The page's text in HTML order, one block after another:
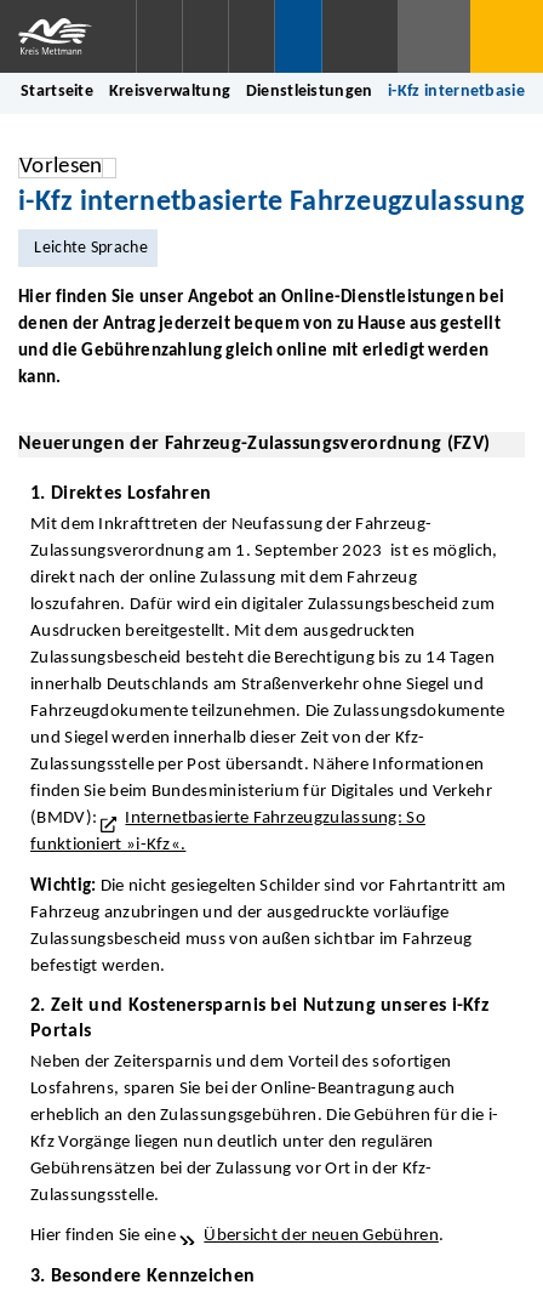
Startseite Kreisverwaltung Dienstleistungen i-Kfz
Vorlesen
i-Kfz internetbasierte Fahrzeugzulassung
Leichte Sprache
Hier finden Sie unser Angebot an Online-Dienstleistungen bei
denen der Antrag jederzeit bequem von zu Hause aus gestellt
und die Gebührenzahlung gleich online mit erledigt werden
kann.
Neuerungen der Fahrzeug-Zulassungsverordnung (FZV)
1. Direktes Losfahren
Mit dem Inkrafttreten der Neufassung der Fahrzeug-
Zulassungsverordnung am 1. September 2023 ist es möglich,
direkt nach der online Zulassung mit dem Fahrzeug
loszufahren. Dafür wird ein digitaler Zulassungsbescheid zum
Ausdrucken bereitgestellt. Mit dem ausgedruckten
Zulassungsbescheid besteht die Berechtigung bis zu 14 Tagen
innerhalb Deutschlands am Straßenverkehr ohne Siegel und
Fahrzeugdokumente teilzunehmen. Die Zulassungsdokumente
und Siegel werden innerhalb dieser Zeit von der Kfz-
Zulassungsstelle per Post übersandt. Nähere Informationen
finden Sie beim Bundesministerium für Digitales und Verkehr
(BMDV):
Internetbasierte Fahrzeugzulassung: So
funktioniert »i-Kfz«.
Wichtig: Die nicht gesiegelten Schilder sind vor Fahrtantritt am
Fahrzeug anzubringen und der ausgedruckte vorläufige
Zulassungsbescheid muss von außen sichtbar im Fahrzeug
befestigt werden.
2. Zeit und Kostenersparnis bei Nutzung unseres i-Kfz
Portals
Neben der Zeitersparnis und dem Vorteil des sofortigen
Losfahrens, sparen Sie bei der Online-Beantragung auch
erheblich an den Zulassungsgebühren. Die Gebühren für die i-
Kfz Vorgänge liegen nun deutlich unter den regulären
Gebührensätzen bei der Zulassung vor Ort in der Kfz-
Zulassungsstelle.
Hier finden Sie eine Übersicht der neuen Gebühren.
3. Besondere Kennzeichen